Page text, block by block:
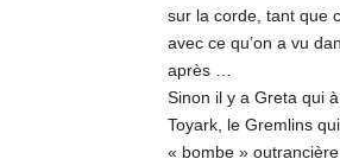
sur la corde, tant que
avec ce qu’on a vu
après …
Sinon il y a Greta qui
Toyark, le Gremlins
« bombe »